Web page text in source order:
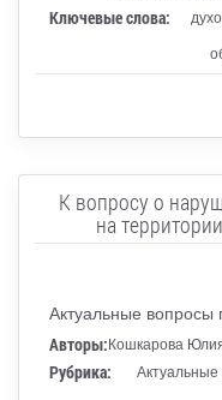
Ключевые слова:
К вопросу о
на
Актуальные вопросы
Авторы:Кошкарова
Рубрика:
Актуальные